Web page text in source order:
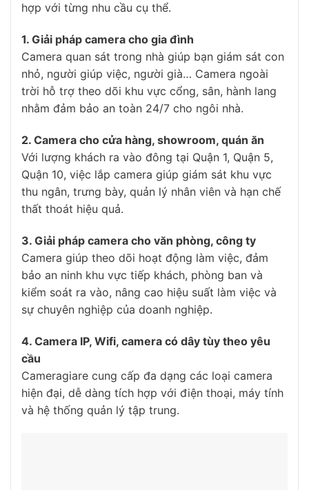
hợp với từng nhu cầu cụ thể.
1. Giải pháp camera cho gia đình
Camera quan sát trong nhà giúp bạn giám sát con
nhỏ, người giúp việc, người già… Camera ngoài
trời hỗ trợ theo dõi khu vực cổng, sân, hành lang
nhằm đảm bảo an toàn 24/7 cho ngôi nhà.
2. Camera cho cửa hàng, showroom, quán ăn
Với lượng khách ra vào đông tại Quận 1, Quận 5,
Quận 10, việc lắp camera giúp giám sát khu vực
thu ngân, trưng bày, quản lý nhân viên và hạn chế
thất thoát hiệu quả.
3. Giải pháp camera cho văn phòng, công ty
Camera giúp theo dõi hoạt động làm việc, đảm
bảo an ninh khu vực tiếp khách, phòng ban và
kiểm soát ra vào, nâng cao hiệu suất làm việc và
sự chuyên nghiệp của doanh nghiệp.
4. Camera IP, Wifi, camera có dây tùy theo yêu
cầu
Cameragiare cung cấp đa dạng các loại camera
hiện đại, dễ dàng tích hợp với điện thoại, máy tính
và hệ thống quản lý tập trung.